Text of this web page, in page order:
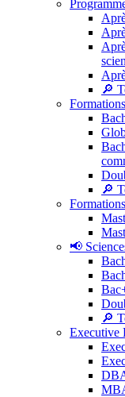
🔎
🔎
📢
🔎
Executive